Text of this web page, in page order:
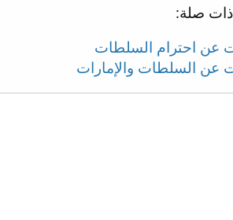
صلة:
عن احترام السلطات
عن السلطات والإمارات